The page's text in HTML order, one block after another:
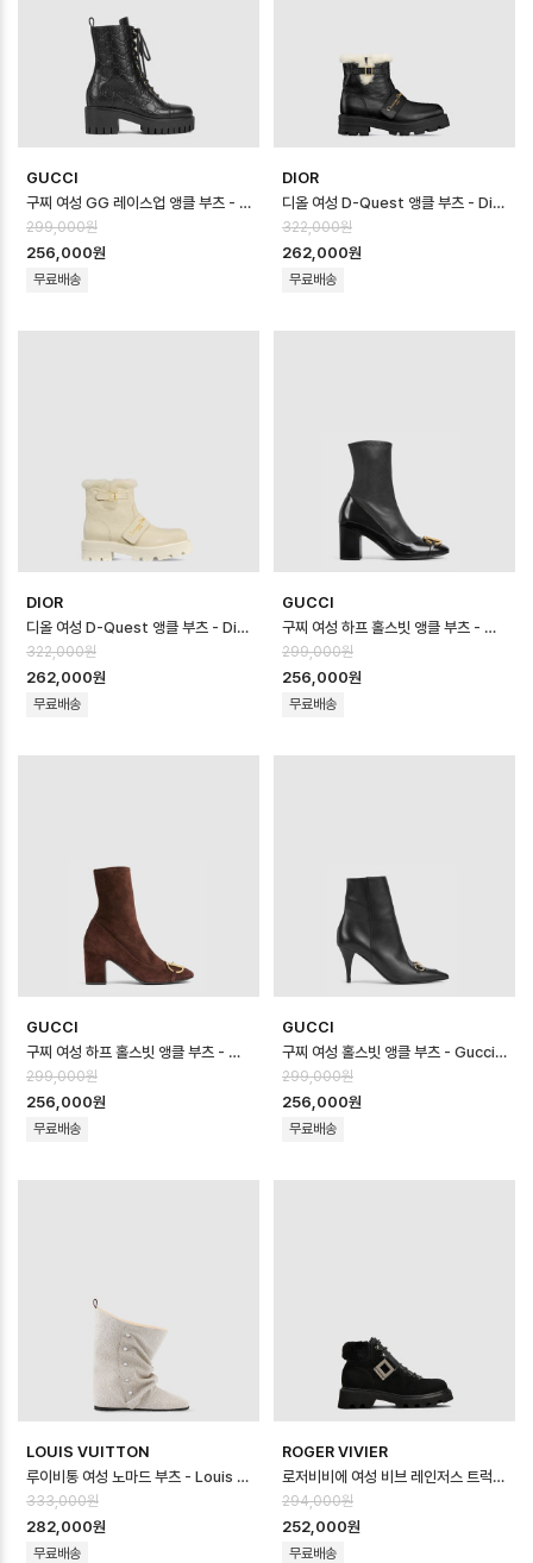
GUCCI
구찌 여성 GG 레이스업 앵클 부츠 - Gucci Womens GG Lace-Up Ankl…
299,000원
256,000원
무료배송
DIOR
디올 여성 D-Quest 앵클 부츠 - Dior Womens D-Quest Ankle Bo…
322,000원
262,000원
무료배송
DIOR
디올 여성 D-Quest 앵클 부츠 - Dior Womens D-Quest Ankle Bo…
322,000원
262,000원
무료배송
GUCCI
구찌 여성 하프 홀스빗 앵클 부츠 - Gucci Womens Half Horsebit An…
299,000원
256,000원
무료배송
GUCCI
구찌 여성 하프 홀스빗 앵클 부츠 - Gucci Womens Half Horsebit An…
299,000원
256,000원
무료배송
GUCCI
구찌 여성 홀스빗 앵클 부츠 - Gucci Womens Horsebit Ankle Boot…
299,000원
256,000원
무료배송
LOUIS VUITTON
루이비통 여성 노마드 부츠 - Louis vuitton Womens Nomade Boots…
333,000원
282,000원
무료배송
ROGER VIVIER
로저비비에 여성 비브 레인저스 트럭 부티 - Roger Vivier Womens Viv R…
294,000원
252,000원
무료배송